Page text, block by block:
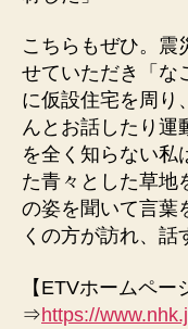
こちらもぜひ。震
せていただき「な
に仮設住宅を周り
んとお話したり運
を全く知らない私
た青々とした草地
の姿を聞いて言葉
くの方が訪れ、話
【ETVホームペー
⇒https://